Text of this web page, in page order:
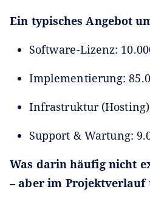
Ein typisches Angebot
Software-Lizenz:
Implementierung:
Infrastruktur
Support & Wartung:
Was darin häufig nicht
– aber im